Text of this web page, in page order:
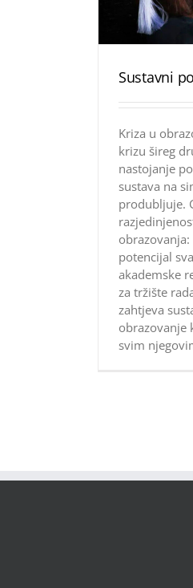
Sustavni
Kriza u
krizu šireg
nastojanje
sustava na
produbljuje.
potencijal
akademske
za tržište
zahtjeva
obrazovanje
svim